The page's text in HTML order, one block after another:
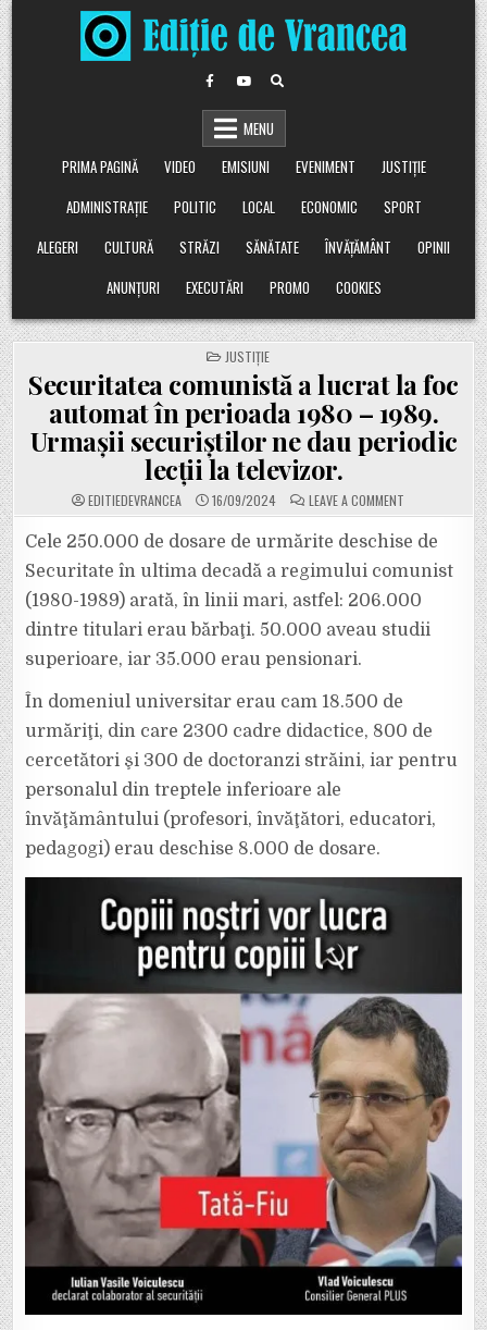
Skip
to
content
MENU
PRIMA PAGINĂ
VIDEO EMISIUNI EVENIMENT
JUSTIȚIE
ADMINISTRAȚIE
POLITIC LOCAL ECONOMIC
SPORT
ALEGERI
CULTURĂ STRĂZI SĂNĂTATE ÎNVĂȚĂMÂNT
OPINII
ANUNȚURI
EXECUTĂRI PROMO COOKIES
POSTED
IN
JUSTIȚIE
Securitatea comunistă a lucrat la foc
automat în perioada 1980 – 1989.
Urmașii securiștilor ne dau periodic
lecții la televizor.
EDITIEDEVRANCEA 16/09/2024 LEAVE A COMMENT
SECURITATEA
A
LUCRAT
LA
FOC
AUTOMAT
ÎN
1980
SECURIȘTILOR
PERIODIC
LECȚII
TELEVIZOR.
Cele 250.000 de dosare de urmărite deschise de
Securitate în ultima decadă a regimului comunist
(1980-1989) arată, în linii mari, astfel: 206.000
dintre titulari erau bărbaţi. 50.000 aveau studii
superioare, iar 35.000 erau pensionari.
În domeniul universitar erau cam 18.500 de
urmăriţi, din care 2300 cadre didactice, 800 de
cercetători şi 300 de doctoranzi străini, iar pentru
personalul din treptele inferioare ale
învăţământului (profesori, învăţători, educatori,
pedagogi) erau deschise 8.000 de dosare.